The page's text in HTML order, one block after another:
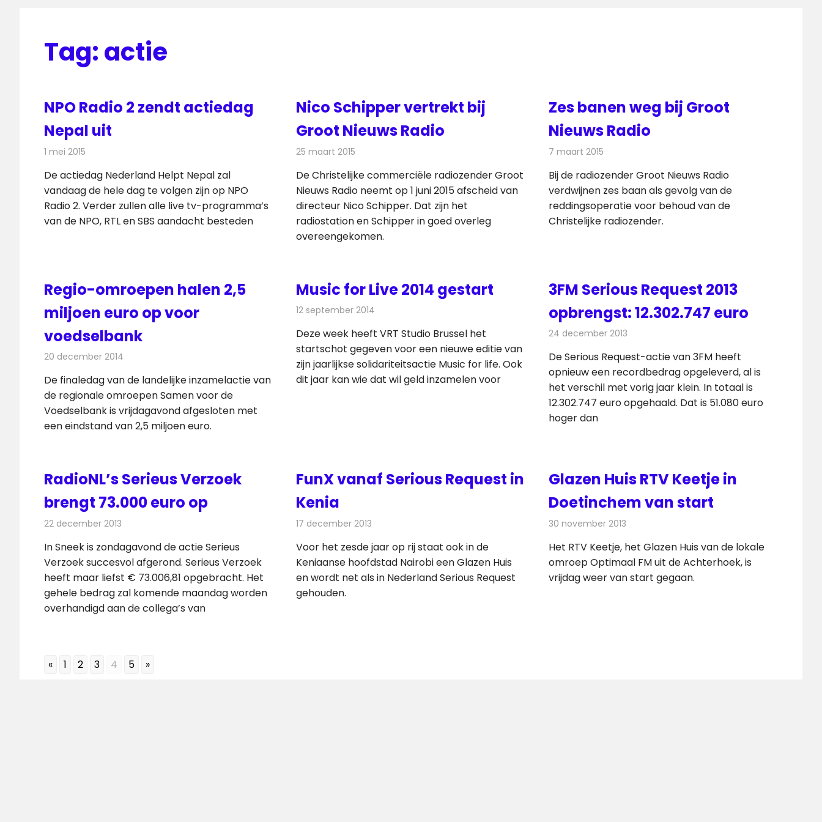
Tag:actie
NPO Radio 2 zendt actiedag
Nepal uit
1 mei 2015
De actiedag Nederland Helpt Nepal zal
vandaag de hele dag te volgen zijn op NPO
Radio 2. Verder zullen alle live tv-programma’s
van de NPO, RTL en SBS aandacht besteden
Nico Schipper vertrekt bij
Groot Nieuws Radio
25 maart 2015
De Christelijke commerciële radiozender Groot
Nieuws Radio neemt op 1 juni 2015 afscheid van
directeur Nico Schipper. Dat zijn het
radiostation en Schipper in goed overleg
overeengekomen.
Zes banen weg bij Groot
Nieuws Radio
7 maart 2015
Bij de radiozender Groot Nieuws Radio
verdwijnen zes baan als gevolg van de
reddingsoperatie voor behoud van de
Christelijke radiozender.
Regio-omroepen halen 2,5
miljoen euro op voor
voedselbank
20 december 2014
De finaledag van de landelijke inzamelactie van
de regionale omroepen Samen voor de
Voedselbank is vrijdagavond afgesloten met
een eindstand van 2,5 miljoen euro.
Music for Live 2014 gestart
12 september 2014
Deze week heeft VRT Studio Brussel het
startschot gegeven voor een nieuwe editie van
zijn jaarlijkse solidariteitsactie Music for life. Ook
dit jaar kan wie dat wil geld inzamelen voor
3FM Serious Request 2013
opbrengst: 12.302.747 euro
24 december 2013
De Serious Request-actie van 3FM heeft
opnieuw een recordbedrag opgeleverd, al is
het verschil met vorig jaar klein. In totaal is
12.302.747 euro opgehaald. Dat is 51.080 euro
hoger dan
RadioNL’s Serieus Verzoek
brengt 73.000 euro op
22 december 2013
In Sneek is zondagavond de actie Serieus
Verzoek succesvol afgerond. Serieus Verzoek
heeft maar liefst € 73.006,81 opgebracht. Het
gehele bedrag zal komende maandag worden
overhandigd aan de collega’s van
FunX vanaf Serious Request in
Kenia
17 december 2013
Voor het zesde jaar op rij staat ook in de
Keniaanse hoofdstad Nairobi een Glazen Huis
en wordt net als in Nederland Serious Request
gehouden.
Glazen Huis RTV Keetje in
Doetinchem van start
30 november 2013
Het RTV Keetje, het Glazen Huis van de lokale
omroep Optimaal FM uit de Achterhoek, is
vrijdag weer van start gegaan.
« 1 2 3 4 5 »